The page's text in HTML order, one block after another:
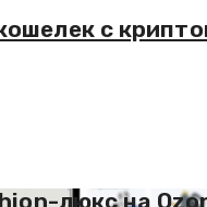
с
люкс на